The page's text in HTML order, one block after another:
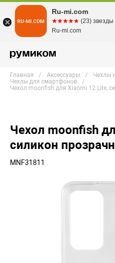
Главная Аксессуары
Чехлы
Чехлы для смартфонов
Чехол moonfish для Xiaomi 12 Lite,
Чехол moonfish
силикон
MNF31811
Ru-mi.com
☆☆☆☆☆
★★★★★ (23) звезды
Ru-mi.com